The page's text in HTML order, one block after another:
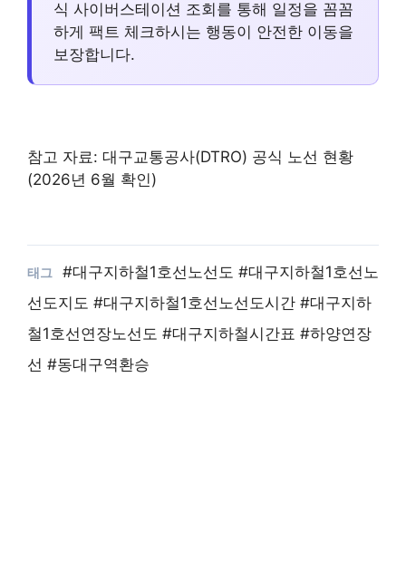
식 사이버스테이션 조회를 통해 일정을 꼼꼼
하게 팩트 체크하시는 행동이 안전한 이동을
보장합니다.
참고 자료: 대구교통공사(DTRO) 공식 노선 현황
(2026년 6월 확인)
#대구지하철1호선노선도 #대구지하철1호선노
선도지도 #대구지하철1호선노선도시간 #대구지하
철1호선연장노선도 #대구지하철시간표 #하양연장
선 #동대구역환승